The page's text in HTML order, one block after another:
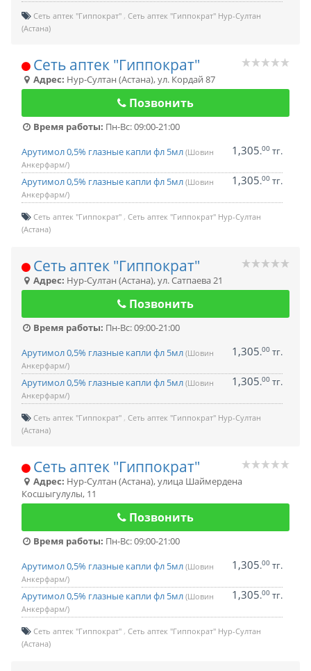
Сеть аптек "Гиппократ" Сеть аптек "Гиппократ" Нур-Султан
(Астана)
Сеть аптек "Гиппократ"
Адрес: Нур-Султан (Астана),ул. Кордай 87
Позвонить
Время работы: Пн-Вс: 09:00-21:00
Арутимол 0,5% глазные капли фл 5мл (Шовин
Анкерфарм/)
1,305.00 тг.
Арутимол 0,5% глазные капли фл 5мл (Шовин
Анкерфарм/)
1,305.00 тг.
Сеть аптек "Гиппократ" Сеть аптек "Гиппократ" Нур-Султан
(Астана)
Сеть аптек "Гиппократ"
Адрес: Нур-Султан (Астана),ул. Сатпаева 21
Позвонить
Время работы: Пн-Вс: 09:00-21:00
Арутимол 0,5% глазные капли фл 5мл (Шовин
Анкерфарм/)
1,305.00 тг.
Арутимол 0,5% глазные капли фл 5мл (Шовин
Анкерфарм/)
1,305.00 тг.
Сеть аптек "Гиппократ" Сеть аптек "Гиппократ" Нур-Султан
(Астана)
Сеть аптек "Гиппократ"
Адрес: Нур-Султан (Астана),улица Шаймердена
Косшыгулулы, 11
Позвонить
Время работы: Пн-Вс: 09:00-21:00
Арутимол 0,5% глазные капли фл 5мл (Шовин
Анкерфарм/)
1,305.00 тг.
Арутимол 0,5% глазные капли фл 5мл (Шовин
Анкерфарм/)
1,305.00 тг.
Сеть аптек "Гиппократ" Сеть аптек "Гиппократ" Нур-Султан
(Астана)